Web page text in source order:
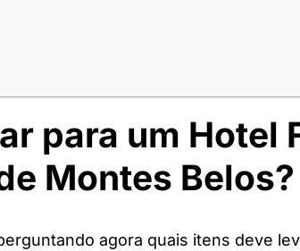
para um Hotel
Montes Belos?
agora quais itens deve